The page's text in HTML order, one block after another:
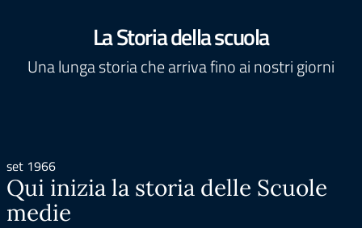
La Storia della scuola
Una lunga storia che arriva fino ai nostri giorni
set 1966
Qui inizia la storia delle Scuole
medie